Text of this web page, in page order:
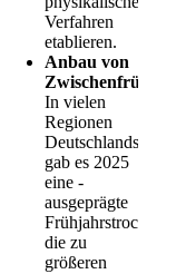
Verfahren
etablieren.
Anbau von
Zwischenfrüchten
In vielen
Regionen
Deutschlands
gab es 2025
eine ­
ausgeprägte
Frühjahrstrockenheit,
die zu
größeren